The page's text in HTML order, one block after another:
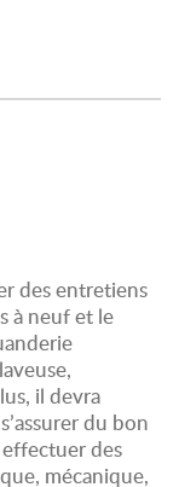
des entretiens
à neuf et le
il devra
du bon
des
mécanique,